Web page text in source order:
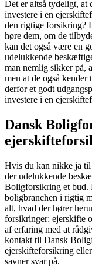
Det er altså tydeligt, at
investere i en
den rigtige forsikring?
høre dem, om de
kan det også være en
udelukkende
man nemlig sikker på,
men at de også
derfor et godt
investere i en
Dansk
Hvis du kan nikke ja til
der udelukkende
Boligforsikring et
boligbranchen i rigtig
alt, hvad der hører
forsikringer: ejerskifte
af erfaring med at
kontakt til Dansk
ejerskifteforsikring
savner svar på.